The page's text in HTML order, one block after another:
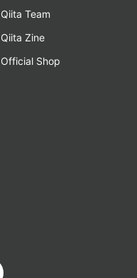
Qiita Team
Qiita Zine
Official Shop